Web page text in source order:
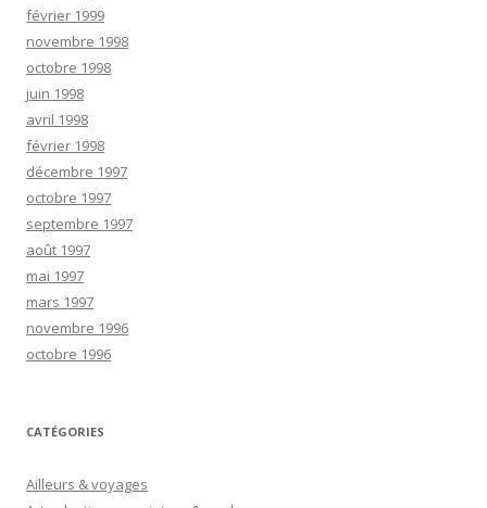
février 1999
novembre 1998
octobre 1998
juin 1998
avril 1998
février 1998
décembre 1997
octobre 1997
septembre 1997
août 1997
mai 1997
mars 1997
novembre 1996
octobre 1996
CATÉGORIES
Ailleurs & voyages